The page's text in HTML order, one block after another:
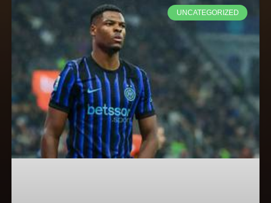
UNCATEGORIZED